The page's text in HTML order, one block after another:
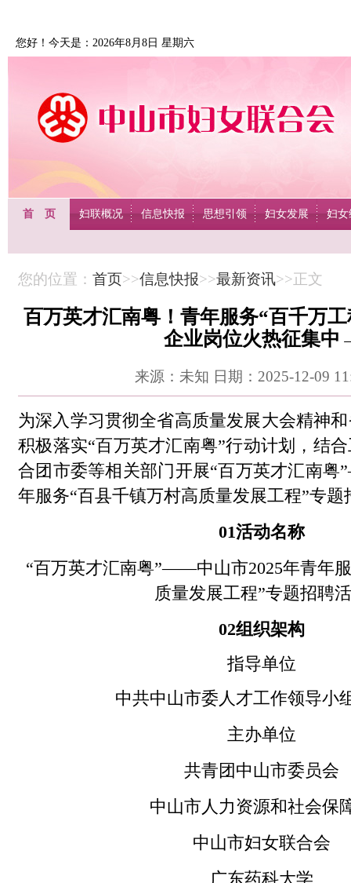
您好！今天是：2026年8月8日 星期六
首 页 妇联概况 信息快报 思想引领 妇女发展 妇女
您的位置： 首页>>信息快报>>最新资讯>>正文
百万英才汇南粤！青年服务“百千万
企业岗位火热征集
来源：未知 日期：2025-12-09
为深入学习贯彻全省高质量发展大会精神
积极落实“百万英才汇南粤”行动计划，结
合团市委等相关部门 开展“百万英才汇南
年服务“百县千镇万村高质量发展工程”专题
01活动名称
“百万英才汇南粤”——中山市2025年青年
质量发展工程”专题招聘
02组织架构
指导单位
中共中山市委人才工作领导小
主办单位
共青团中山市委员会
中山市人力资源和社会保
中山市妇女联合会
广东药科大学